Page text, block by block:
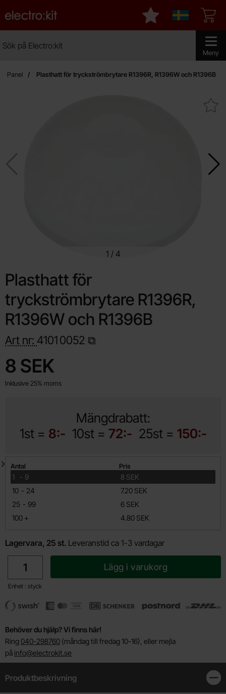
Meny
Startsidan för Electro:kit
Sverige
Mina favoriter
- Panel Plasthatt för tryckströmbrytare R1396R, R1396W och R1396B
Makera plasthatt för tryckströmbrytare
1 / 4
Plasthatt för
tryckströmbrytare R1396R,
R1396W och R1396B
Art nr: 41010052
pris
8 SEK
Inklusive 25% moms
Mängdrabatt:
1st = 8:- 10st = 72:- 25st = 150:-
Mängdrabatt
Antal Pris
1 -
till 9
8 SEK
10 -
till 24
7.20 SEK
25 -
till 99
6 SEK
100 +
till 4.80 SEK
Lagervara, 25 st. Leveranstid ca 1-3 vardagar
Enhet : styck
Lägg i varukorg
Behöver du hjälp? Vi finns här!
Ring 040-298760 (måndag till fredag 10-16), eller mejla
på info@electrokit.se
Produktbeskrivning